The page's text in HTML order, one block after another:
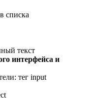
списка
текст
интерфейса и
тег input